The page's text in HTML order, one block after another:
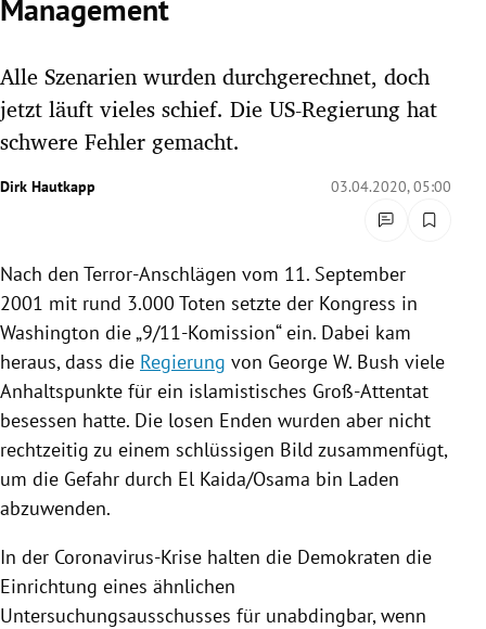
Untermenü
Untermenü
Untermenü
Untermenü
Untermenü
Management
Alle Szenarien wurden durchgerechnet, doch
jetzt läuft vieles schief. Die US-Regierung hat
schwere Fehler gemacht.
Dirk Hautkapp 03.04.2020, 05:00
Nach den Terror-Anschlägen vom 11. September
2001 mit rund 3.000 Toten setzte der Kongress in
Washington die „9/11-Komission“ ein. Dabei kam
heraus, dass die Regierung von George W. Bush viele
Anhaltspunkte für ein islamistisches Groß-Attentat
besessen hatte. Die losen Enden wurden aber nicht
rechtzeitig zu einem schlüssigen Bild zusammenfügt,
um die Gefahr durch El Kaida/Osama bin Laden
abzuwenden.
In der Coronavirus-Krise halten die Demokraten die
Einrichtung eines ähnlichen
Untersuchungsausschusses für unabdingbar, wenn